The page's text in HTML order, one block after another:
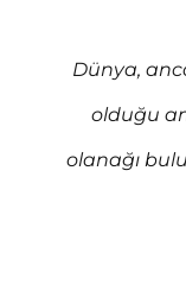
Dünya,
olduğu
olanağı